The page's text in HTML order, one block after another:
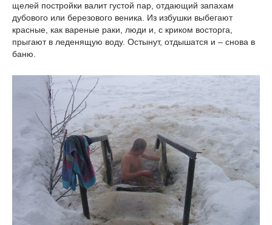
щелей постройки валит густой пар, отдающий запахам
дубового или березового веника. Из избушки выбегают
красные, как вареные раки, люди и, с криком восторга,
прыгают в леденящую воду. Остынут, отдышатся и – снова в
баню.